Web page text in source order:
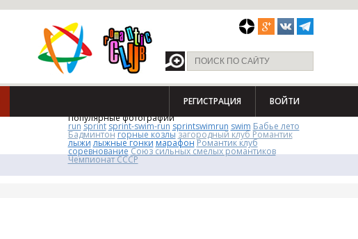
РЕГИСТРАЦИЯ ВОЙТИ
Популярные фотографии
run sprint sprint-swim-run sprintswimrun swim Бабье лето
Бадминтонгорные козлызагородный клуб Романтик
лыжилыжные гонкимарафон Романтик клуб
соревнованиеСоюз сильных смелых романтиков
Чемпионат СССР